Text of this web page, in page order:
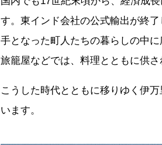
す。東インド会社の公式輸出が終
手となった町人たちの暮らしの中
旅籠屋などでは、料理とともに供
こうした時代とともに移りゆく伊
います。